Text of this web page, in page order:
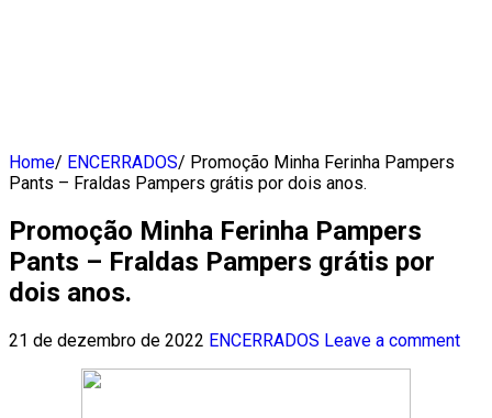
Home/ ENCERRADOS/ Promoção Minha Ferinha Pampers
Pants – Fraldas Pampers grátis por dois anos.
Promoção Minha Ferinha Pampers
Pants – Fraldas Pampers grátis por
dois anos.
21 de dezembro de 2022 ENCERRADOS Leave a comment